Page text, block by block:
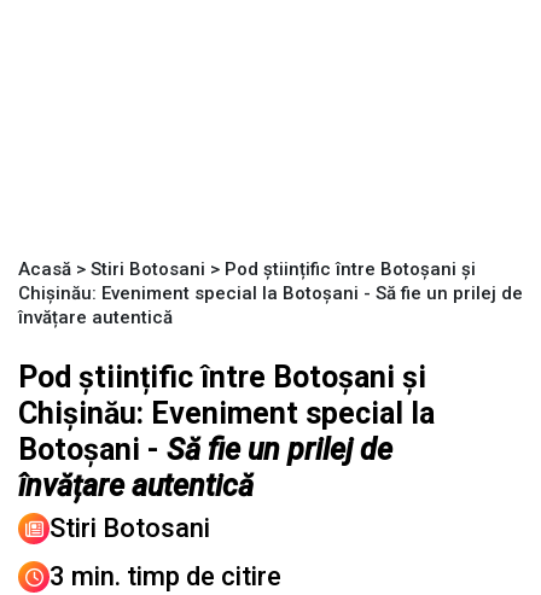
Acasă > Stiri Botosani > Pod științific între Botoșani și
Chișinău: Eveniment special la Botoșani - Să fie un prilej de
învățare autentică
Pod științific între Botoșani și
Chișinău: Eveniment special la
Botoșani - Să fie un prilej de
învățare autentică
Stiri Botosani
3 min. timp de citire